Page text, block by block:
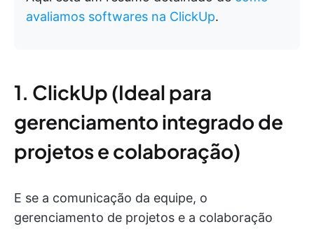
avaliamos softwares na ClickUp.
1. ClickUp (Ideal para
gerenciamento integrado de
projetos e colaboração)
E se a comunicação da equipe, o
gerenciamento de projetos e a colaboração